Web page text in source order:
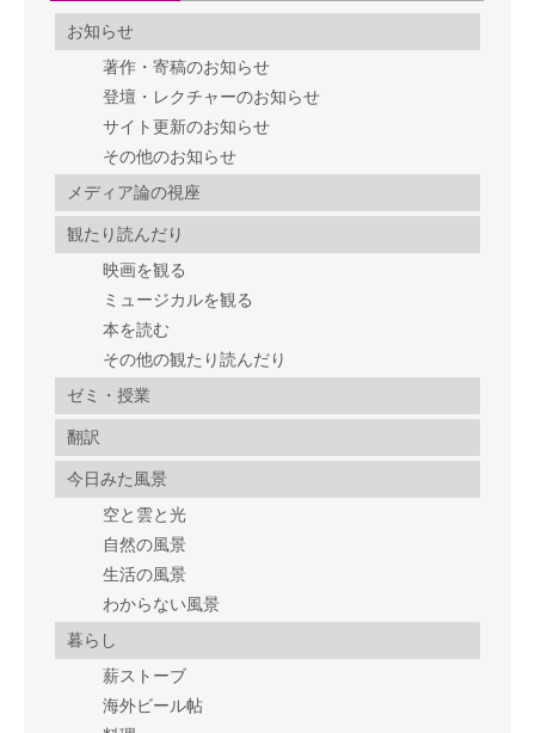
お知らせ
著作・寄稿のお知らせ
登壇・レクチャーのお知らせ
サイト更新のお知らせ
その他のお知らせ
メディア論の視座
観たり読んだり
映画を観る
ミュージカルを観る
本を読む
その他の観たり読んだり
ゼミ・授業
翻訳
今日みた風景
空と雲と光
自然の風景
生活の風景
わからない風景
暮らし
薪ストーブ
海外ビール帖